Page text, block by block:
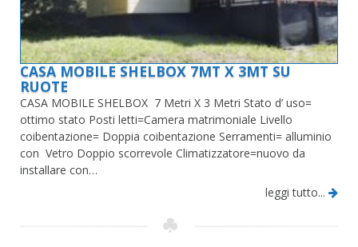
CASA MOBILE SHELBOX 7MT X 3MT SU
RUOTE
CASA MOBILE SHELBOX 7 Metri X 3 Metri Stato d’ uso=
ottimo stato Posti letti=Camera matrimoniale Livello
coibentazione= Doppia coibentazione Serramenti= alluminio
con Vetro Doppio scorrevole Climatizzatore=nuovo da
installare con…
leggi tutto...